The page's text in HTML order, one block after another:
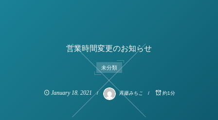
営業時間変更のお知らせ
未分類
January 18 2021 斉藤みちこ 約1分